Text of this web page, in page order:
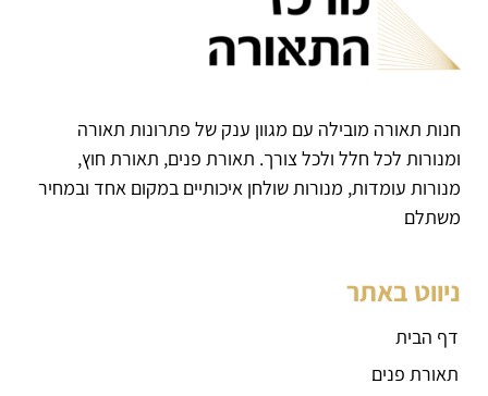
חנות תאורה מובילה עם מגוון ענק של פתרונות תאורה
ומנורות לכל חלל ולכל צורך. תאורת פנים, תאורת חוץ,
מנורות עומדות, מנורות שולחן איכותיים במקום אחד ובמחיר
משתלם
ניווט באתר
דף הבית
תאורת פנים